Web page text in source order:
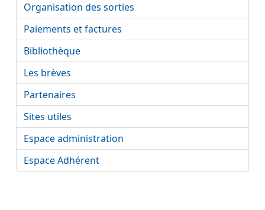
Organisation des sorties
Paiements et factures
Bibliothèque
Les brèves
Partenaires
Sites utiles
Espace administration
Espace Adhérent